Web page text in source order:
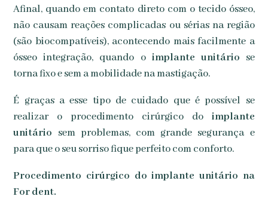
Afinal, quando em contato direto com o tecido ósseo,
não causam reações complicadas ou sérias na região
(são biocompatíveis), acontecendo mais facilmente a
ósseo integração, quando o implante unitário se
torna fixo e sem a mobilidade na mastigação.
É graças a esse tipo de cuidado que é possível se
realizar o procedimento cirúrgico do implante
unitário sem problemas, com grande segurança e
para que o seu sorriso fique perfeito com conforto.
Procedimento cirúrgico do implante unitário na
For dent.